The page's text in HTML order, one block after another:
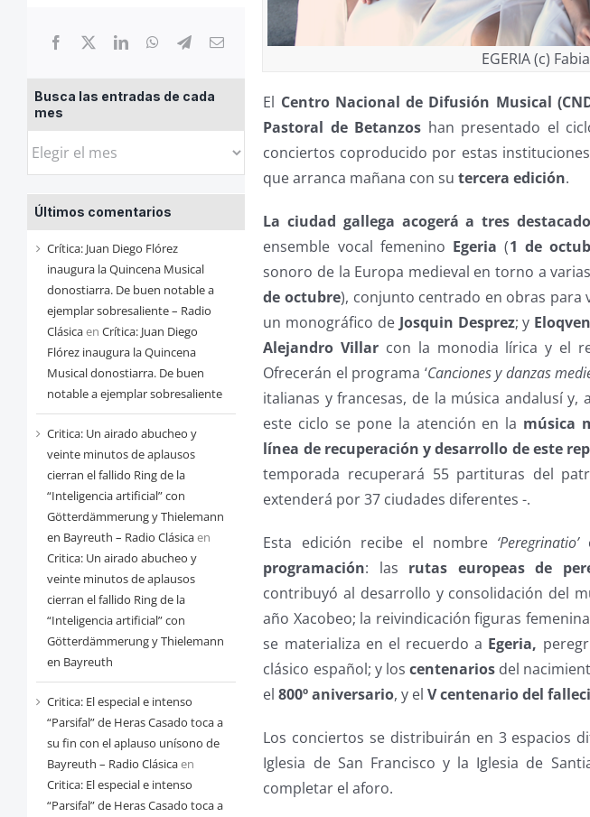
Busca las entradas de cada
mes
Busca
entradas
de
cada
mes
Últimos comentarios
Crítica: Juan Diego Flórez
inaugura la Quincena Musical
donostiarra. De buen notable a
ejemplar sobresaliente – Radio
Clásicaen Crítica: Juan Diego
Flórez inaugura la Quincena
Musical donostiarra. De buen
notable a ejemplar sobresaliente
Critica: Un airado abucheo y
veinte minutos de aplausos
cierran el fallido Ring de la
“Inteligencia artificial” con
Götterdämmerung y Thielemann
en Bayreuth – Radio Clásicaen
Critica: Un airado abucheo y
veinte minutos de aplausos
cierran el fallido Ring de la
“Inteligencia artificial” con
Götterdämmerung y Thielemann
en Bayreuth
Critica: El especial e intenso
“Parsifal” de Heras Casado toca a
su fin con el aplauso unísono de
Bayreuth – Radio Clásicaen
Critica: El especial e intenso
“Parsifal” de Heras Casado toca a
EGERIA (c)
El Centro Nacional de Difusión Musical
Pastoral de Betanzos han presentado el
conciertos coproducido por estas
que arranca mañana con sutercera edición.
La ciudad gallega acogerá a tres
ensemble vocal femenino Egeria (1 de
sonoro de la Europa medieval en torno a
de octubre), conjunto centrado en obras para
un monográfico de Josquin Desprez; y
Alejandro Villar con la monodia lírica y el
Ofrecerán el programa ‘Canciones y danzas
italianas y francesas, de la música andalusí y,
este ciclo se pone la atención en la música
línea de recuperación y desarrollo de este
temporada recuperará 55 partituras del
extenderá por 37 ciudades diferentes -.
Esta edición recibe el nombre ‘Peregrinatio’
programación: las rutas europeas de
contribuyó al desarrollo y consolidación del
año Xacobeo; la reivindicación figuras
se materializa en el recuerdo a Egeria,
clásico español; y loscentenarios del
el800º aniversario, y elV centenario del
Los conciertos se distribuirán en 3 espacios
Iglesia de San Francisco y la Iglesia de
completar el aforo.